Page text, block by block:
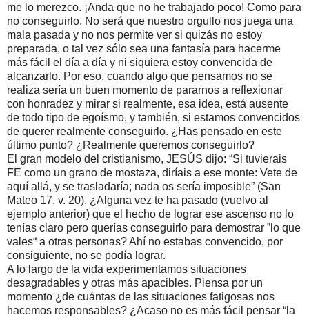
me lo merezco. ¡Anda que no he trabajado poco! Como para
no conseguirlo. No será que nuestro orgullo nos juega una
mala pasada y no nos permite ver si quizás no estoy
preparada, o tal vez sólo sea una fantasía para hacerme
más fácil el día a día y ni siquiera estoy convencida de
alcanzarlo. Por eso, cuando algo que pensamos no se
realiza sería un buen momento de pararnos a reflexionar
con honradez y mirar si realmente, esa idea, está ausente
de todo tipo de egoísmo, y también, si estamos convencidos
de querer realmente conseguirlo. ¿Has pensado en este
último punto? ¿Realmente queremos conseguirlo?
El gran modelo del cristianismo, JESÚS dijo: “Si tuvierais
FE como un grano de mostaza, diríais a ese monte: Vete de
aquí allá, y se trasladaría; nada os sería imposible” (San
Mateo 17, v. 20). ¿Alguna vez te ha pasado (vuelvo al
ejemplo anterior) que el hecho de lograr ese ascenso no lo
tenías claro pero querías conseguirlo para demostrar ”lo que
vales“ a otras personas? Ahí no estabas convencido, por
consiguiente, no se podía lograr.
A lo largo de la vida experimentamos situaciones
desagradables y otras más apacibles. Piensa por un
momento ¿de cuántas de las situaciones fatigosas nos
hacemos responsables? ¿Acaso no es más fácil pensar “la